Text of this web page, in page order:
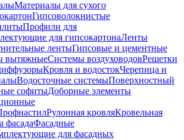
Материалы для сухого
Гипсоволокнистые
Профили для
для гипсокартонаЛенты
лентыГипсовые и цементные
вытяжныеСистемы воздуховодовРешетки
Кровля и водостокЧерепица и
Водосточные системыПоверхностный
софитыДоборные элементы
Рулонная кровляКровельная
фасадаФасадные
для фасадных